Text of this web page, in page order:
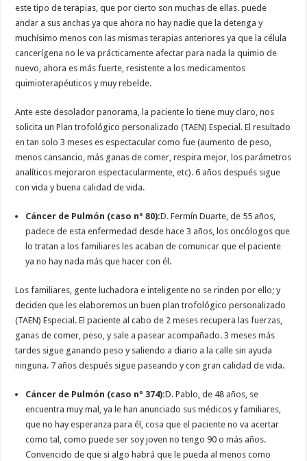
este tipo de terapias, que por cierto son muchas de ellas. puede
andar a sus anchas ya que ahora no hay nadie que la detenga y
muchísimo menos con las mismas terapias anteriores ya que la célula
cancerígena no le va prácticamente afectar para nada la quimio de
nuevo, ahora es más fuerte, resistente a los medicamentos
quimioterapéuticos y muy rebelde.
Ante este desolador panorama, la paciente lo tiene muy claro, nos
solicita un Plan trofológico personalizado (TAEN) Especial. El resultado
en tan solo 3 meses es espectacular como fue (aumento de peso,
menos cansancio, más ganas de comer, respira mejor, los parámetros
analíticos mejoraron espectacularmente, etc). 6 años después sigue
con vida y buena calidad de vida.
Cáncer de Pulmón (caso nº 80):D. Fermín Duarte, de 55 años,
padece de esta enfermedad desde hace 3 años, los oncólogos que
lo tratan a los familiares les acaban de comunicar que el paciente
ya no hay nada más que hacer con él.
Los familiares, gente luchadora e inteligente no se rinden por ello; y
deciden que les elaboremos un buen plan trofológico personalizado
(TAEN) Especial. El paciente al cabo de 2 meses recupera las fuerzas,
ganas de comer, peso, y sale a pasear acompañado. 3 meses más
tardes sigue ganando peso y saliendo a diario a la calle sin ayuda
ninguna. 7 años después sigue paseando y con gran calidad de vida.
Cáncer de Pulmón (caso nº 374):D. Pablo, de 48 años, se
encuentra muy mal, ya le han anunciado sus médicos y familiares,
que no hay esperanza para él, cosa que el paciente no va acertar
como tal, como puede ser soy joven no tengo 90 o más años.
Convencido de que si algo habrá que le pueda al menos como